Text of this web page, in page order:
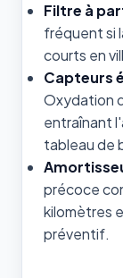
Filtre à
fréquent si
courts en
Capteurs
Oxydation
entraînant
tableau de
précoce
kilomètres
préventif.